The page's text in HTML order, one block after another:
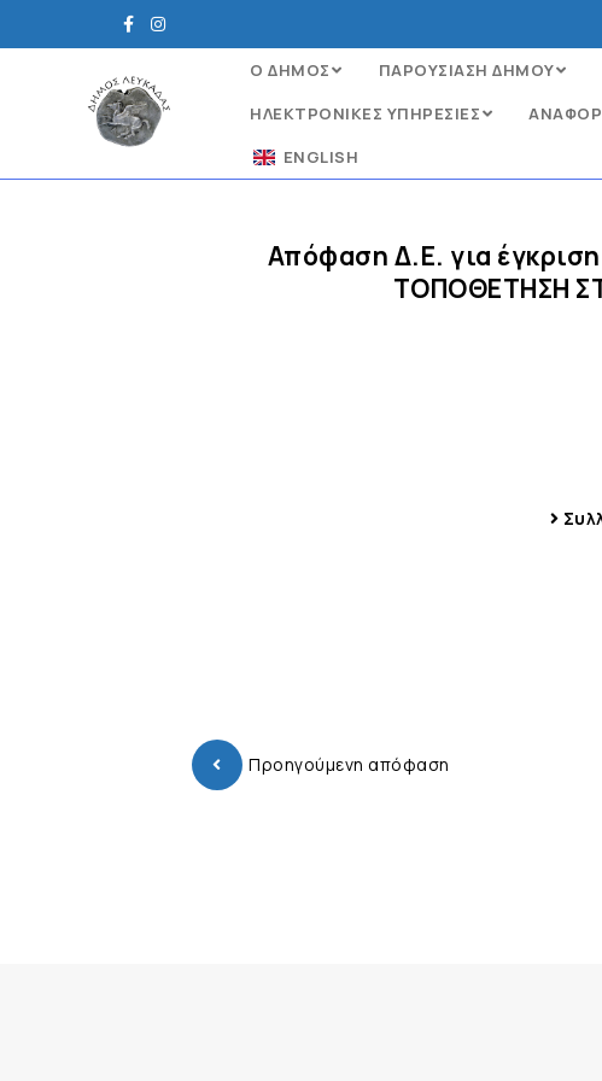
Ο ΔΗΜΟΣ ΠΑΡΟΥΣΙΑΣΗ ΔΗΜΟΥ
ΗΛΕΚΤΡΟΝΙΚΈΣ ΥΠΗΡΕΣΊΕΣ
ENGLISH
Απόφαση Δ.Ε. για
ΤΟΠΟΘΕΤΗΣΗ
Προηγούμενη απόφαση